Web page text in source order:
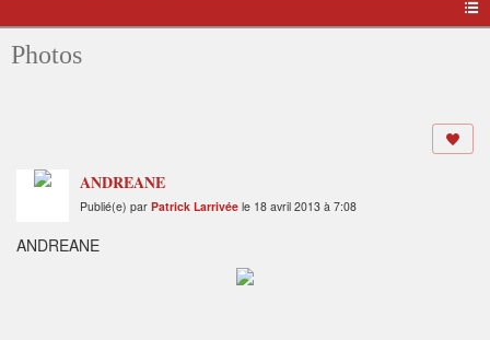
Photos
ANDREANE
Publié(e) par Patrick Larrivée le 18 avril 2013 à 7:08
ANDREANE